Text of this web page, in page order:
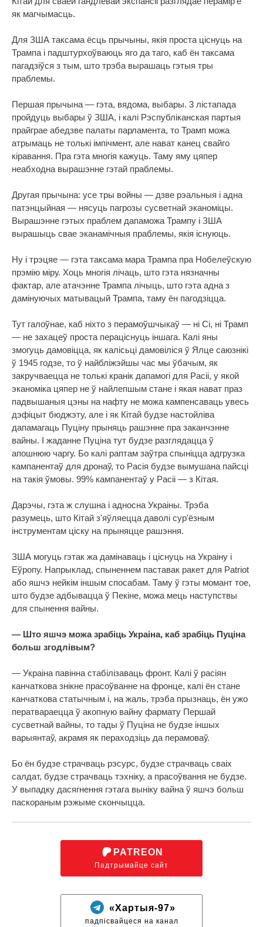
як магчымасць.
Для ЗША таксама ёсць прычыны, якія проста ціснуць на
Трампа і падштурхоўваюць яго да таго, каб ён таксама
пагадзіўся з тым, што трэба вырашаць гэтыя тры
праблемы.
Першая прычына — гэта, вядома, выбары. 3 лістапада
пройдуць выбары ў ЗША, і калі Рэспубліканская партыя
прайграе абедзве палаты парламента, то Трамп можа
атрымаць не толькі імпічмент, але нават канец свайго
кіравання. Пра гэта многія кажуць. Таму яму цяпер
неабходна вырашэнне гэтай праблемы.
Другая прычына: усе тры войны — дзве рэальныя і адна
патэнцыйная — нясуць пагрозы сусветнай эканоміцы.
Вырашэнне гэтых праблем дапаможа Трампу і ЗША
вырашыць свае эканамічныя праблемы, якія існуюць.
Ну і трэцяе — гэта таксама мара Трампа пра Нобелеўскую
прэмію міру. Хоць многія лічаць, што гэта нязначны
фактар, але атачэнне Трампа лічыць, што гэта адна з
дамінуючых матывацый Трампа, таму ён пагодзіцца.
Тут галоўнае, каб ніхто з перамоўшчыкаў — ні Сі, ні Трамп
— не захацеў проста пераціснуць іншага. Калі яны
змогуць дамовіцца, як калісьці дамовіліся ў Ялце саюзнікі
ў 1945 годзе, то ў найбліжэйшы час мы ўбачым, як
закручваецца не толькі кранік дапамогі для Расіі, у якой
эканоміка цяпер не ў найлепшым стане і якая нават праз
падвышаныя цэны на нафту не можа кампенсаваць увесь
дэфіцыт бюджэту, але і як Кітай будзе настойліва
дапамагаць Пуціну прыняць рашэнне пра заканчэнне
вайны. І жаданне Пуціна тут будзе разглядацца ў
апошнюю чаргу. Бо калі раптам заўтра спыніцца адгрузка
кампанентаў для дронаў, то Расія будзе вымушана пайсці
на такія ўмовы. 99% кампанентаў у Расіі — з Кітая.
Дарэчы, гэта ж слушна і адносна Украіны. Трэба
разумець, што Кітай з'яўляецца даволі сур'ёзным
інструментам ціску на прыняцце рашэння.
ЗША могуць гэтак жа дамінаваць і ціснуць на Украіну і
Еўропу. Напрыклад, спыненнем паставак ракет для Patriot
або яшчэ нейкім іншым спосабам. Таму ў гэты момант тое,
што будзе адбывацца ў Пекіне, можа мець наступствы
для спынення вайны.
— Што яшчэ можа зрабіць Украіна, каб зрабіць Пуціна
больш згодлівым?
— Украіна павінна стабілізаваць фронт. Калі ў расіян
канчаткова знікне прасоўванне на фронце, калі ён стане
канчаткова статычным і, на жаль, трэба прызнаць, ён ужо
ператвараецца ў акопную вайну фармату Першай
сусветнай вайны, то тады ў Пуціна не будзе іншых
варыянтаў, акрамя як пераходзіць да перамоваў.
Бо ён будзе страчваць рэсурс, будзе страчваць сваіх
салдат, будзе страчваць тэхніку, а прасоўвання не будзе.
У выпадку дасягнення гэтага выніку вайна ў яшчэ больш
паскораным рэжыме скончыцца.
PATREON
Падтрымайце сайт
«Хартыя-97»
падпісвайцеся на канал